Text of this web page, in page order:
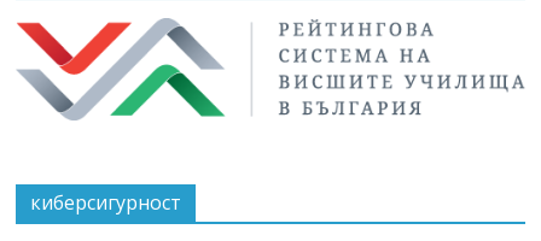
киберсигурност